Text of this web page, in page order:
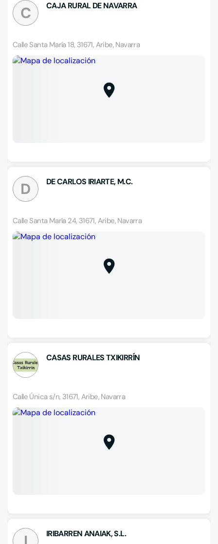
C CAJA RURAL DE NAVARRA
Calle Santa María 18, 31671, Aribe, Navarra
D DE CARLOS IRIARTE, M.C.
Calle Santa María 24, 31671, Aribe, Navarra
CASAS RURALES TXIKIRRÍN
Calle Única s/n, 31671, Aribe, Navarra
IRIBARREN ANAIAK, S.L.